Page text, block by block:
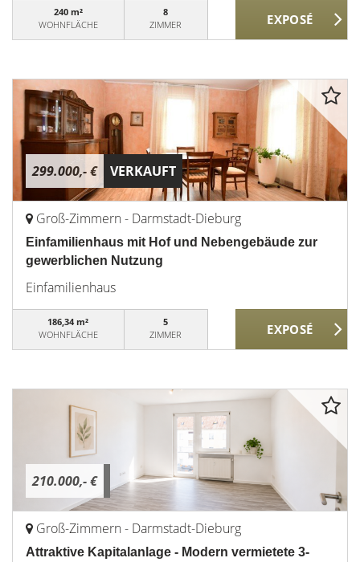
240 m²
WOHNFLÄCHE
8
ZIMMER
299.000,- € VERKAUFT
Groß-Zimmern - Darmstadt-Dieburg
Einfamilienhaus mit Hof und Nebengebäude zur
gewerblichen Nutzung
Einfamilienhaus
186,34 m²
WOHNFLÄCHE
5
ZIMMER
210.000,- €
Groß-Zimmern - Darmstadt-Dieburg
Attraktive Kapitalanlage - Modern vermietete 3-